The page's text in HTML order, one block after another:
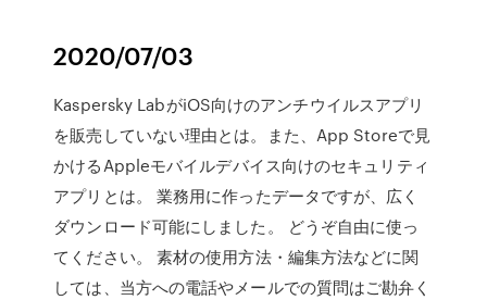
2020/07/03
Kaspersky LabがiOS向けのアンチウイルスアプリ
を販売していない理由とは。また、App Storeで見
かけるAppleモバイルデバイス向けのセキュリティ
アプリとは。 業務用に作ったデータですが、広く
ダウンロード可能にしました。 どうぞ自由に使っ
てください。 素材の使用方法・編集方法などに関
しては、当方への電話やメールでの質問はご勘弁く